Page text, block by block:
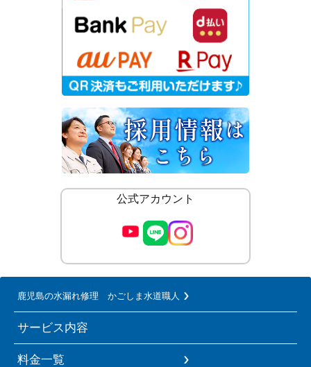
公式アカウント
鹿児島の水漏れ修理 かごしま水道職人
サービス内容
料金一覧